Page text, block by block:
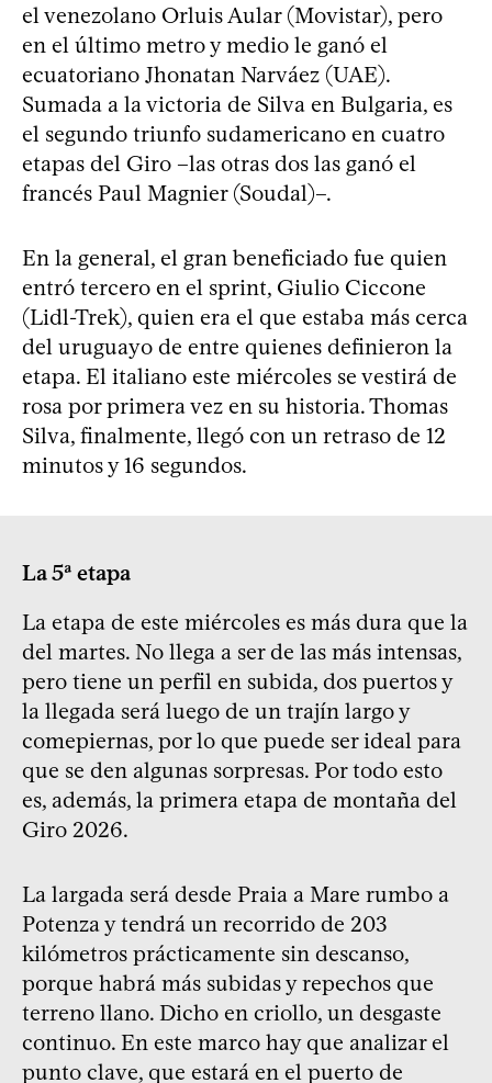
el venezolano Orluis Aular (Movistar), pero
en el último metro y medio le ganó el
ecuatoriano Jhonatan Narváez (UAE).
Sumada a la victoria de Silva en Bulgaria, es
el segundo triunfo sudamericano en cuatro
etapas del Giro –las otras dos las ganó el
francés Paul Magnier (Soudal)–.
En la general, el gran beneficiado fue quien
entró tercero en el sprint, Giulio Ciccone
(Lidl-Trek), quien era el que estaba más cerca
del uruguayo de entre quienes definieron la
etapa. El italiano este miércoles se vestirá de
rosa por primera vez en su historia. Thomas
Silva, finalmente, llegó con un retraso de 12
minutos y 16 segundos.
La 5ª etapa
La etapa de este miércoles es más dura que la
del martes. No llega a ser de las más intensas,
pero tiene un perfil en subida, dos puertos y
la llegada será luego de un trajín largo y
comepiernas, por lo que puede ser ideal para
que se den algunas sorpresas. Por todo esto
es, además, la primera etapa de montaña del
Giro 2026.
La largada será desde Praia a Mare rumbo a
Potenza y tendrá un recorrido de 203
kilómetros prácticamente sin descanso,
porque habrá más subidas y repechos que
terreno llano. Dicho en criollo, un desgaste
continuo. En este marco hay que analizar el
punto clave, que estará en el puerto de